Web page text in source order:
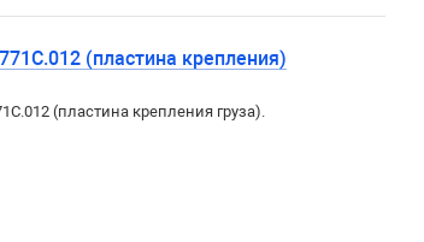
(пластина крепления)
(пластина крепления груза).